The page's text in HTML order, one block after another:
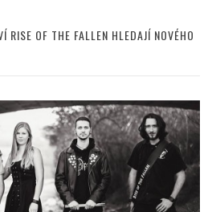
RISE OF THE FALLEN HLEDAJÍ NOVÉHO